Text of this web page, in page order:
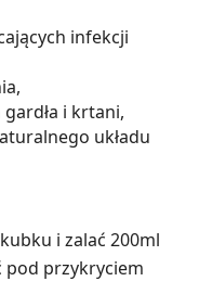
infekcji
i krtani,
układu
i zalać 200ml
pod przykryciem